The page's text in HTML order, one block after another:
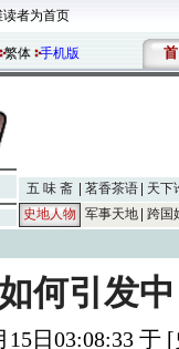
读者为首页
繁体 手机版 首
五 味 斋 茗香茶语
天下
史地人物
军事天地 跨国
何引发
15日03:08:33 于